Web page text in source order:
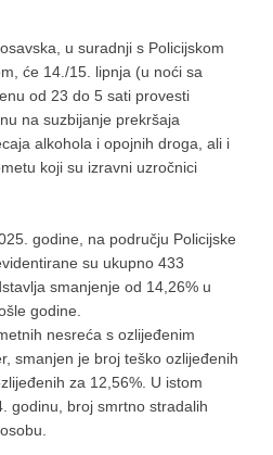
u suradnji s Policijskom
će 14./15. lipnja (u noći sa
od 23 do 5 sati provesti
na suzbijanje prekršaja
alkohola i opojnih droga, ali i
koji su izravni uzročnici
godine, na području Policijske
su ukupno 433
smanjenje od 14,26% u
godine.
nesreća s ozlijeđenim
smanjen je broj teško ozlijeđenih
za 12,56%. U istom
godinu, broj smrtno stradalih